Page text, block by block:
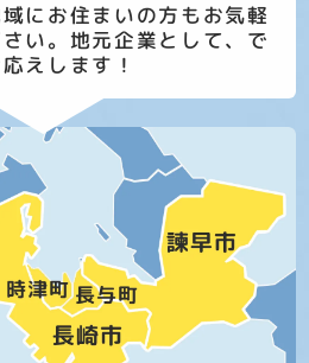
にお住まいの方もお気軽
い。地元企業として、で
えします！